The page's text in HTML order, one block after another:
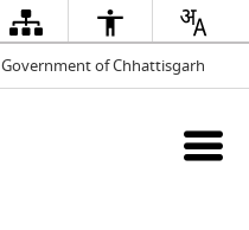
Government of Chhattisgarh